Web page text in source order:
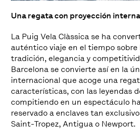
Una regata con proyección
La Puig Vela Clàssica se ha
auténtico viaje en el tiempo sobre
tradición, elegancia y
Barcelona se convierte así en la
internacional que acoge una
características, con las leyendas
compitiendo en un espectáculo
reservado a enclaves tan
Saint-Tropez, Antigua o Newport.